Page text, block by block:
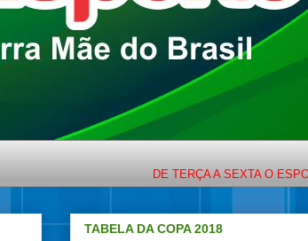
DE TERÇA A SEXTA O ESPORTE COM
TABELA DA COPA 2018